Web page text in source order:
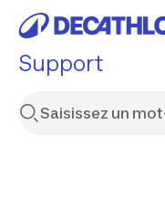
Support